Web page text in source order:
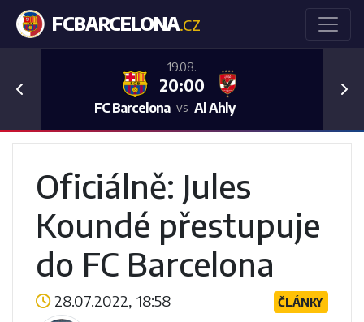
FCBARCELONA.CZ
19.08.
20:00
FC Barcelona vs Al Ahly
Previous
Oficiálně: Jules
Koundé přestupuje
do FC Barcelona
28.07.2022, 18:58 ČLÁNKY